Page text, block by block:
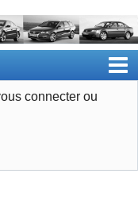
connecter ou